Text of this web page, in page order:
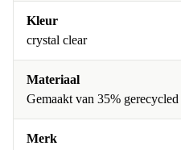
Kleur
crystal clear
Materiaal
Gemaakt van 35% gerecycled
Merk